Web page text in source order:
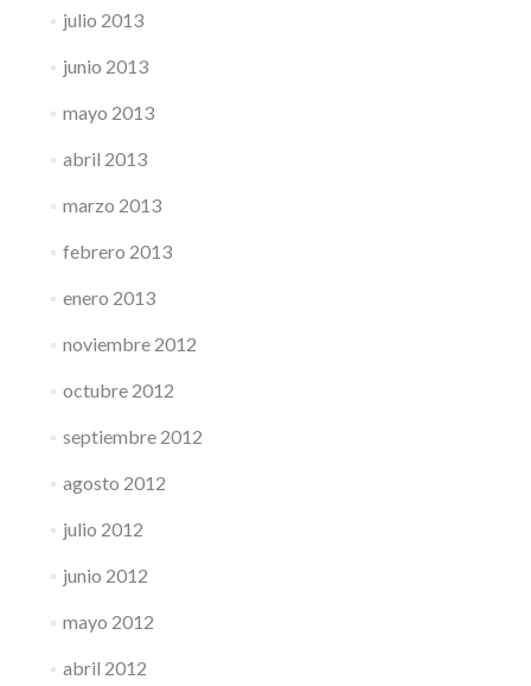
julio 2013
junio 2013
mayo 2013
abril 2013
marzo 2013
febrero 2013
enero 2013
noviembre 2012
octubre 2012
septiembre 2012
agosto 2012
julio 2012
junio 2012
mayo 2012
abril 2012